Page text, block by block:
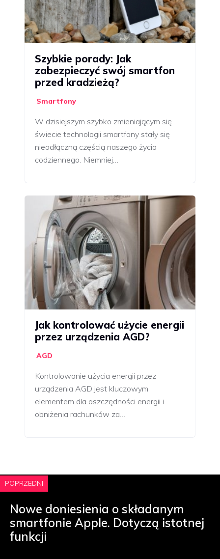
Szybkie porady: Jak
zabezpieczyć swój smartfon
przed kradzieżą?
Smartfony
W dzisiejszym szybko zmieniającym się
świecie technologii smartfony stały się
nieodłączną częścią naszego życia
codziennego. Niemniej…
Jak kontrolować użycie energii
przez urządzenia AGD?
AGD
Kontrolowanie użycia energii przez
urządzenia AGD jest kluczowym
elementem dla oszczędności energii i
obniżenia rachunków za…
POPRZEDNI
Nowe doniesienia o składanym
smartfonie Apple. Dotyczą istotnej
funkcji